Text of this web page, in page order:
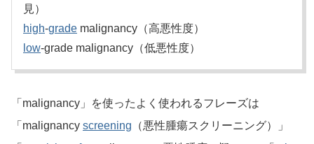
見）
high-grade malignancy（高悪性度）
low-grade malignancy（低悪性度）
「malignancy」を使ったよく使われるフレーズは
「malignancy screening （悪性腫瘍スクリーニング）」